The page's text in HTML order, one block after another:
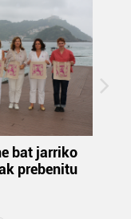
bat jarriko
prebenitu